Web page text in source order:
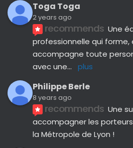
Toga Toga
2 years ago
recommends Une
professionnelle qui
accompagne toute
avec une... plus
Philippe Berle
8 years ago
recommends Une
accompagner les
la Métropole de Lyon !